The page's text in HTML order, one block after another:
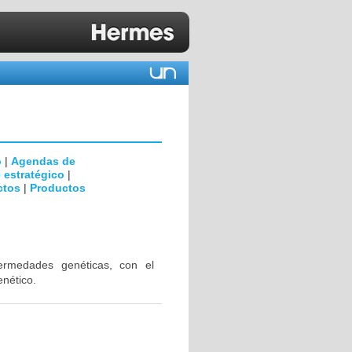
| Agendas de
estratégico |
| Productos
genéticas, con el